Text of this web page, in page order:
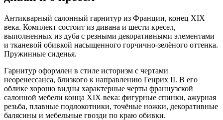
Антикварный салонный гарнитур из Франции, конец XIX
века. Комплект состоит из дивана и шести кресел,
выполненных из дуба с резными декоративными элементами
и тканевой обивкой насыщенного горчично-зелёного оттенка.
Пружинные сиденья.
Гарнитур оформлен в стиле историзм с чертами
неоренессанса, близкого к направлению Генрих II. В его
облике хорошо видны характерные черты французской
салонной мебели конца XIX века: фигурные спинки, ажурная
резьба, плавные подлокотники, точёные ножки, декоративные
балясины и мебельные гвозди по краю обивки.